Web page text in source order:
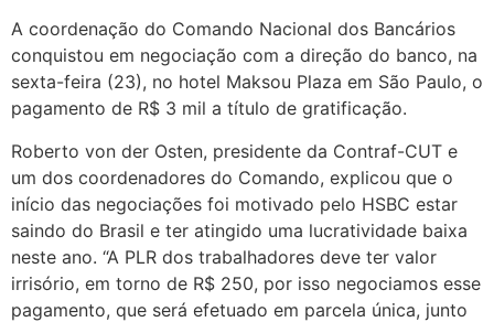
A coordenação do Comando Nacional dos Bancários
conquistou em negociação com a direção do banco, na
sexta-feira (23), no hotel Maksou Plaza em São Paulo, o
pagamento de R$ 3 mil a título de gratificação.
Roberto von der Osten, presidente da Contraf-CUT e
um dos coordenadores do Comando, explicou que o
início das negociações foi motivado pelo HSBC estar
saindo do Brasil e ter atingido uma lucratividade baixa
neste ano. “A PLR dos trabalhadores deve ter valor
irrisório, em torno de R$ 250, por isso negociamos esse
pagamento, que será efetuado em parcela única, junto